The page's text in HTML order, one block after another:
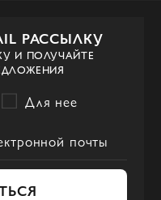
РАССЫЛКУ
И ПОЛУЧАЙТЕ
Для нее